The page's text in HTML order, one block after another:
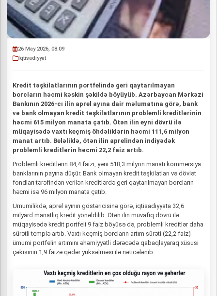
26 May 2026, 08:09
İqtisadiyyat
Kredit təşkilatlarının portfelində geri qaytarılmayan
borcların həcmi kəskin şəkildə böyüyüb. Azərbaycan Mərkəzi
Bankının 2026-cı ilin aprel ayına dair məlumatına görə, bank
və bank olmayan kredit təşkilatlarının problemli kreditlərinin
həcmi 615 milyon manata çatıb. Ötən ilin eyni dövrü ilə
müqayisədə vaxtı keçmiş öhdəliklərin həcmi 111,6 milyon
manat artıb. Beləliklə, ötən ilin aprelindən indiyədək
problemli kreditlərin həcmi 22,2 faiz artıb.
Problemli kreditlərin 84,4 faizi, yəni 518,3 milyon manatı kommersiya
banklarının payına düşür. Bank olmayan kredit təşkilatları və dövlət
fondları tərəfindən verilən kreditlərdə geri qaytarılmayan borcların
həcmi isə 96 milyon manata çatıb.
Ümumilikdə, aprel ayının göstəricisinə görə, iqtisadiyyata 32,6
milyard manatlıq kredit yönəldilib. Ötən ilin müvafiq dövrü ilə
müqayisədə kredit portfeli 9 faiz böyüsə də, problemli kreditlər daha
sürətli templə artıb. Vaxtı keçmiş borcların artım sürəti (22,2 faiz)
ümumi portfelin artımını əhəmiyyətli dərəcədə qabaqlayaraq xüsusi
çəkisinin 1,9 faizə qədər yüksəlməsi ilə nəticələnib.